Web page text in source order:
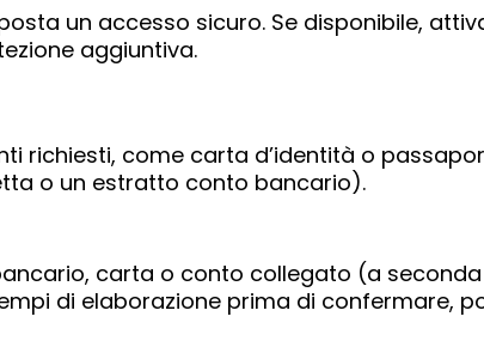
un accesso sicuro. Se disponibile,
aggiuntiva.
richiesti, come carta d’identità o
o un estratto conto bancario).
carta o conto collegato (a seconda
di elaborazione prima di confermare,